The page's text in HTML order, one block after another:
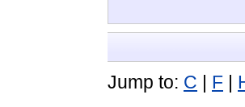
Jump to: C F